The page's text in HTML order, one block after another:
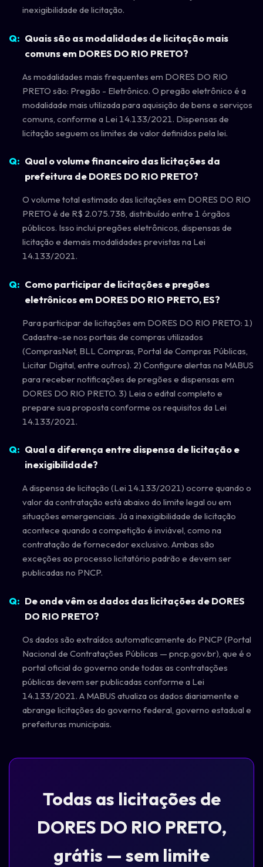
inexigibilidade de licitação.
Quais são as modalidades de licitação mais
comuns em DORES DO RIO PRETO?
As modalidades mais frequentes em DORES DO RIO
PRETO são: Pregão - Eletrônico. O pregão eletrônico é a
modalidade mais utilizada para aquisição de bens e serviços
comuns, conforme a Lei 14.133/2021. Dispensas de
licitação seguem os limites de valor definidos pela lei.
Qual o volume financeiro das licitações da
prefeitura de DORES DO RIO PRETO?
O volume total estimado das licitações em DORES DO RIO
PRETO é de R$ 2.075.738, distribuído entre 1 órgãos
públicos. Isso inclui pregões eletrônicos, dispensas de
licitação e demais modalidades previstas na Lei
14.133/2021.
Como participar de licitações e pregões
eletrônicos em DORES DO RIO PRETO, ES?
Para participar de licitações em DORES DO RIO PRETO: 1)
Cadastre-se nos portais de compras utilizados
(ComprasNet, BLL Compras, Portal de Compras Públicas,
Licitar Digital, entre outros). 2) Configure alertas na MABUS
para receber notificações de pregões e dispensas em
DORES DO RIO PRETO. 3) Leia o edital completo e
prepare sua proposta conforme os requisitos da Lei
14.133/2021.
Qual a diferença entre dispensa de licitação e
inexigibilidade?
A dispensa de licitação (Lei 14.133/2021) ocorre quando o
valor da contratação está abaixo do limite legal ou em
situações emergenciais. Já a inexigibilidade de licitação
acontece quando a competição é inviável, como na
contratação de fornecedor exclusivo. Ambas são
exceções ao processo licitatório padrão e devem ser
publicadas no PNCP.
De onde vêm os dados das licitações de DORES
DO RIO PRETO?
Os dados são extraídos automaticamente do PNCP (Portal
Nacional de Contratações Públicas — pncp.gov.br), que é o
portal oficial do governo onde todas as contratações
públicas devem ser publicadas conforme a Lei
14.133/2021. A MABUS atualiza os dados diariamente e
abrange licitações do governo federal, governo estadual e
prefeituras municipais.
Todas as licitações de
DORES DO RIO PRETO,
grátis — sem limite